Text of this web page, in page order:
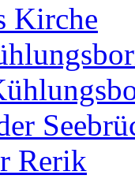
Kirche
Rerik